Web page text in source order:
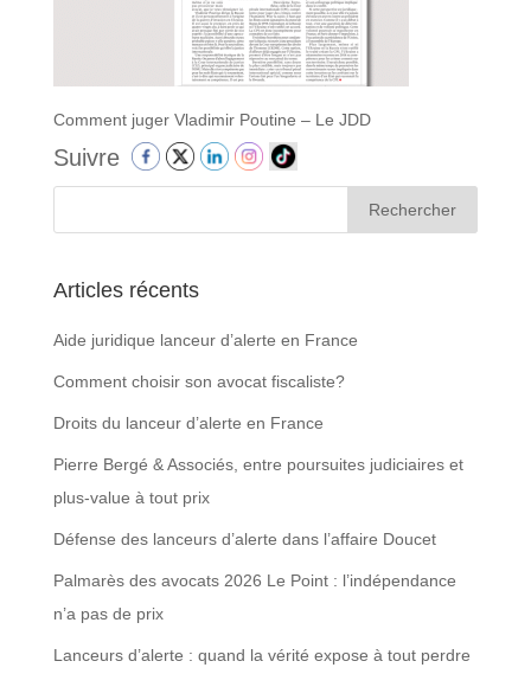
Comment juger Vladimir Poutine – Le JDD
Suivre
Articles récents
Aide juridique lanceur d’alerte en France
Comment choisir son avocat fiscaliste?
Droits du lanceur d’alerte en France
Pierre Bergé & Associés, entre poursuites judiciaires et
plus-value à tout prix
Défense des lanceurs d’alerte dans l’affaire Doucet
Palmarès des avocats 2026 Le Point : l’indépendance
n’a pas de prix
Lanceurs d’alerte : quand la vérité expose à tout perdre